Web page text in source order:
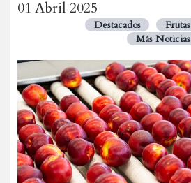
01 Abril 2025
Destacados
Frutas
Más Noticias